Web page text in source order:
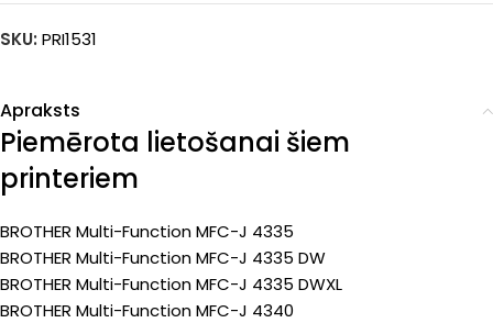
SKU: PRI1531
Apraksts
Piemērota lietošanai šiem
printeriem
BROTHER Multi-Function MFC-J 4335
BROTHER Multi-Function MFC-J 4335 DW
BROTHER Multi-Function MFC-J 4335 DWXL
BROTHER Multi-Function MFC-J 4340